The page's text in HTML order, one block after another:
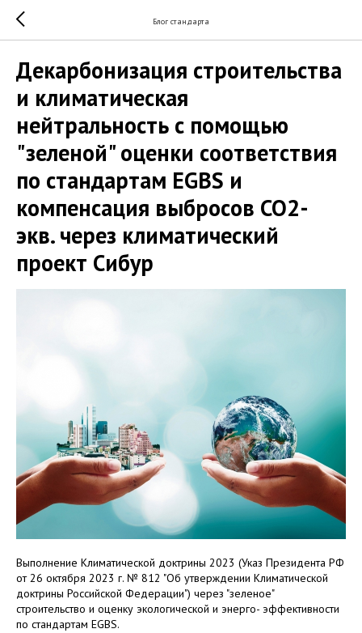
Блог стандарта
Декарбонизация строительства
и климатическая
нейтральность с помощью
"зеленой" оценки соответствия
по стандартам EGBS и
компенсация выбросов СО2-
экв. через климатический
проект Сибур
Выполнение Климатической доктрины 2023 (Указ Президента РФ
от 26 октября 2023 г. № 812 "Об утверждении Климатической
доктрины Российской Федерации") через "зеленоe"
строительство и оценку экологической и энерго- эффективности
по стандартам EGBS.